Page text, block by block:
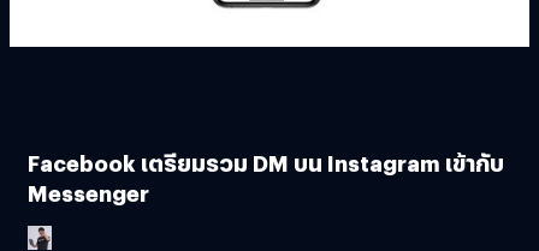
Facebook เตรียมรวม DM บน Instagram เข้ากับ
Messenger